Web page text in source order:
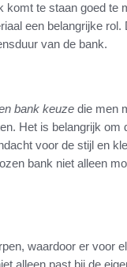
te staan goed te
een belangrijke
van de bank.
bank keuze die men
Het is belangrijk om
voor de stijl en
bank niet alleen
waardoor er voor
alleen past bij de